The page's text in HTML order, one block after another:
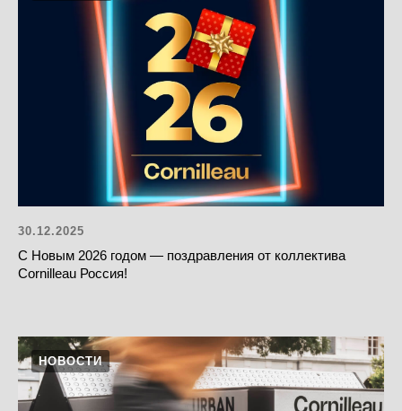
30.12.2025
С Новым 2026 годом — поздравления от коллектива
Cornilleau Россия!
НОВОСТИ